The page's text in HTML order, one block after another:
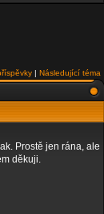
| Následující téma
Prostě jen rána, ale
děkuji.